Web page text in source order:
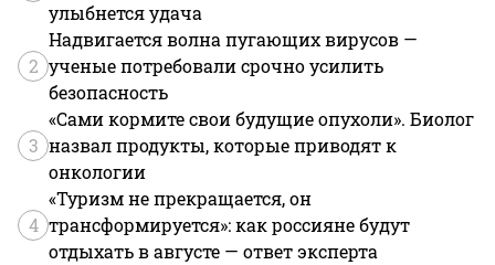
улыбнется удача
2
Надвигается волна пугающих вирусов —
ученые потребовали срочно усилить
безопасность
3
«Сами кормите свои будущие опухоли». Биолог
назвал продукты, которые приводят к
онкологии
4
«Туризм не прекращается, он
трансформируется»: как россияне будут
отдыхать в августе — ответ эксперта